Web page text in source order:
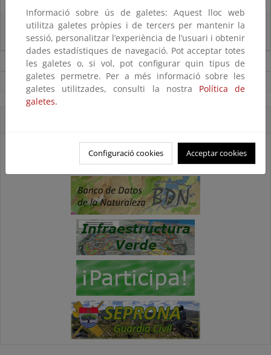
La reunión ministerial de OSPAR refuerza la acción conjunta para proteger
el Atlántico Nordeste
Noticias sobre Biodiversidad
Ver todas las noticias
Informació sobre ús de galetes: Aquest lloc web
utilitza galetes pròpies i de tercers per mantenir la
sessió, personalitzar l’experiència de l’usuari i obtenir
dades estadístiques de navegació. Pot acceptar totes
les galetes o, si vol, pot configurar quin tipus de
galetes permetre. Per a més informació sobre les
galetes utilitzades, consulti la nostra Política de
galetes.
Configuració cookies Acceptar cookies